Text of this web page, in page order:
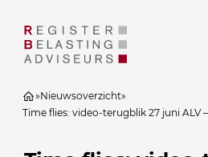
»Nieuwsoverzicht»
Time flies: video-terugblik 27 juni ALV